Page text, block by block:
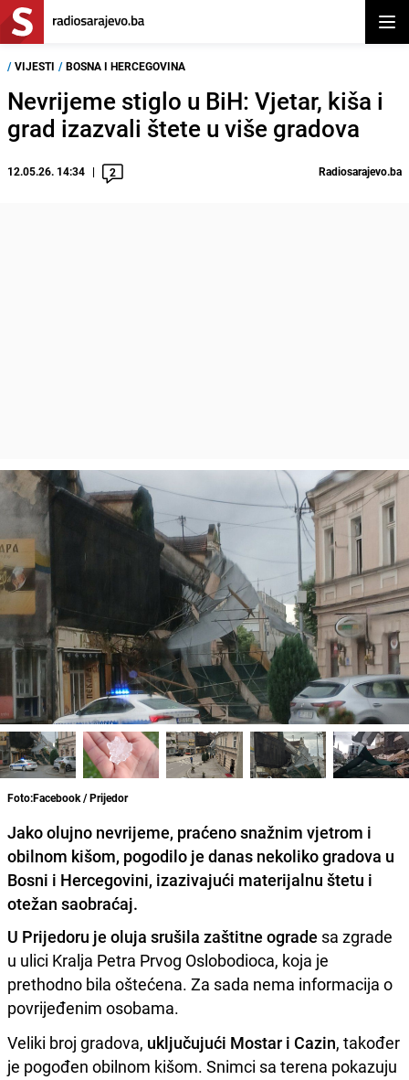
/ VIJESTI / BOSNA I HERCEGOVINA
Nevrijeme stiglo u BiH: Vjetar, kiša i
grad izazvali štete u više gradova
12.05.26. 14:34 2 Radiosarajevo.ba
Foto:Facebook / Prijedor
Jako olujno nevrijeme, praćeno snažnim vjetrom i
obilnom kišom, pogodilo je danas nekoliko gradova u
Bosni i Hercegovini, izazivajući materijalnu štetu i
otežan saobraćaj.
U Prijedoru je oluja srušila zaštitne ograde sa zgrade
u ulici Kralja Petra Prvog Oslobodioca, koja je
prethodno bila oštećena. Za sada nema informacija o
povrijeđenim osobama.
Veliki broj gradova, uključujući Mostar i Cazin, također
je pogođen obilnom kišom. Snimci sa terena pokazuju